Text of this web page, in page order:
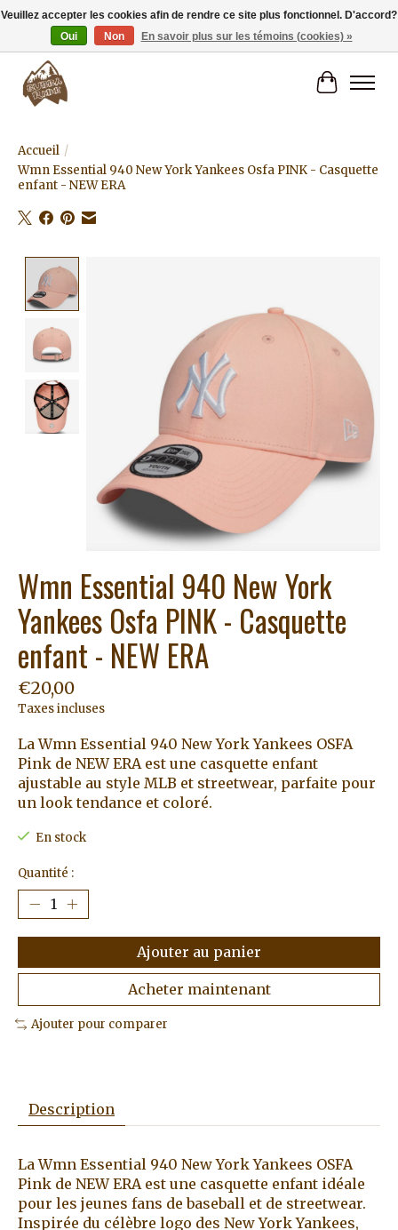
Livraison gratuite à partir de 80€.
Panier
Accueil /
Wmn Essential 940 New York Yankees Osfa PINK - Casquette
enfant - NEW ERA
Wmn Essential 940 New York
Yankees Osfa PINK - Casquette
enfant - NEW ERA
€20,00
Taxes incluses
La Wmn Essential 940 New York Yankees OSFA
Pink de NEW ERA est une casquette enfant
ajustable au style MLB et streetwear, parfaite pour
un look tendance et coloré.
En stock
Quantité :
Ajouter au panier
Acheter maintenant
Ajouter pour comparer
Description
La Wmn Essential 940 New York Yankees OSFA
Pink de NEW ERA est une casquette enfant idéale
pour les jeunes fans de baseball et de streetwear.
Inspirée du célèbre logo des New York Yankees,
Veuillez accepter les cookies afin de rendre ce site plus fonctionnel. D'accord?
Oui
Non En savoir plus sur les témoins (cookies) »